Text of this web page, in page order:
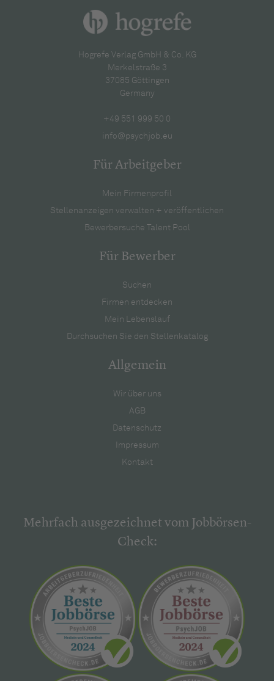
Hogrefe Verlag GmbH & Co. KG
Merkelstraße 3
37085 Göttingen
Germany
+49 551 999 50 0
info@psychjob.eu
Für Arbeitgeber
Mein Firmenprofil
Stellenanzeigen verwalten + veröffentlichen
Bewerbersuche Talent Pool
Für Bewerber
Suchen
Firmen entdecken
Mein Lebenslauf
Durchsuchen Sie den Stellenkatalog
Allgemein
Wir über uns
AGB
Datenschutz
Impressum
Kontakt
Mehrfach ausgezeichnet vom Jobbörsen-
Check: